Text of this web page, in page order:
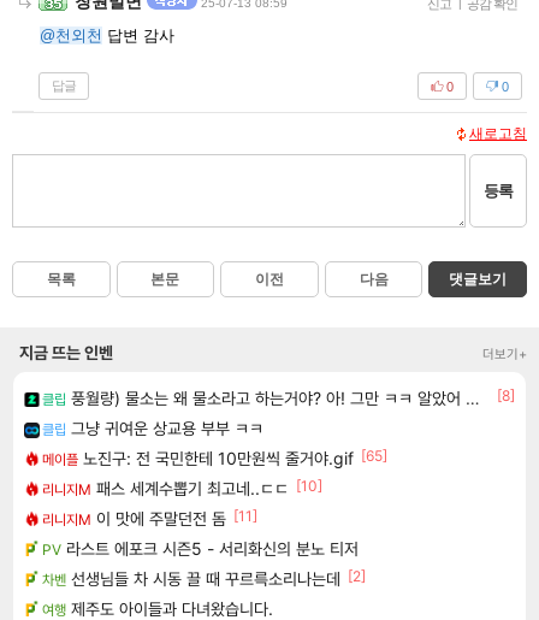
25-07-13 08:59 신고 | 공감 확인
@천외천 답변 감사
답글 0
0
새로고침
등록
목록 본문 이전 다음 댓글보기
지금 뜨는 인벤 더보기+
클립 풍월량) 물소는 왜 물소라고 하는거야? 아! 그만 ㅋㅋ 알았어 ㅋㅋ
[8]
클립 그냥 귀여운 상교용 부부 ㅋㅋ
메이플 노진구: 전 국민한테 10만원씩 줄거야.gif [65]
리니지M 패스 세계수뽑기 최고네..ㄷㄷ
[10]
리니지M 이 맛에 주말던전 돔 [11]
PV 라스트 에포크 시즌5 - 서리화신의 분노 티저
차벤 선생님들 차 시동 끌 때 꾸르륵소리나는데 [2]
여행 제주도 아이들과 다녀왔습니다.